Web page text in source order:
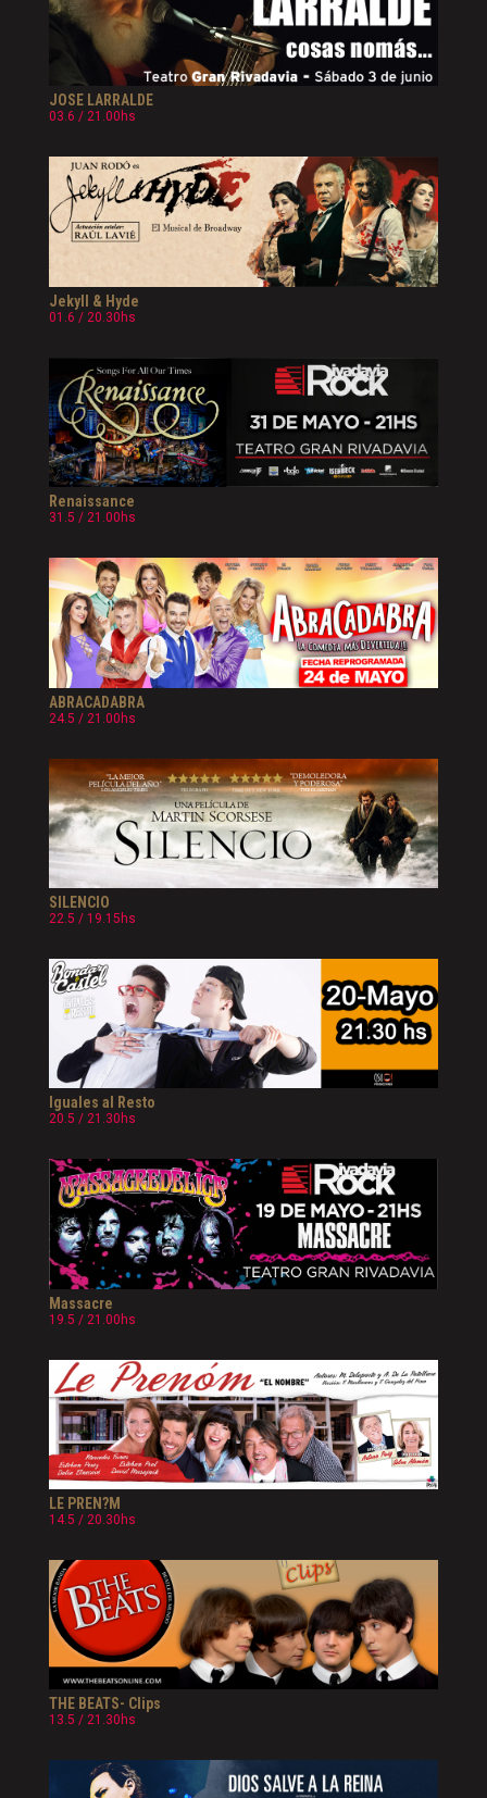
JOSE LARRALDE
03.6 / 21.00hs
Jekyll & Hyde
01.6 / 20.30hs
Renaissance
31.5 / 21.00hs
ABRACADABRA
24.5 / 21.00hs
SILENCIO
22.5 / 19.15hs
Iguales al Resto
20.5 / 21.30hs
Massacre
19.5 / 21.00hs
LE PREN?M
14.5 / 20.30hs
THE BEATS- Clips
13.5 / 21.30hs